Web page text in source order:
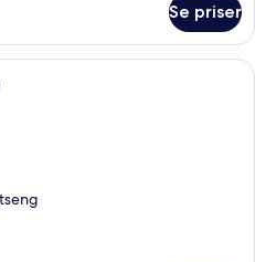
Se priser
Safe på rommet,